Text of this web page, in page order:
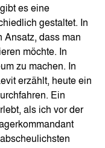
es eine
gestaltet. In
Ansatz, dass man
möchte. In
zu machen. In
erzählt, heute ein
Ein
als ich vor der